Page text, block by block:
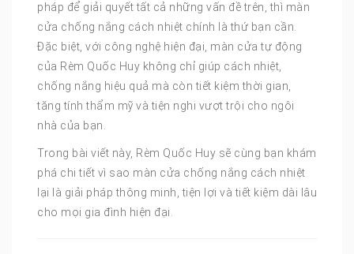
pháp để giải quyết tất cả những vấn đề trên, thì màn
cửa chống nắng cách nhiệt chính là thứ bạn cần.
Đặc biệt, với công nghệ hiện đại, màn cửa tự động
của Rèm Quốc Huy không chỉ giúp cách nhiệt,
chống nắng hiệu quả mà còn tiết kiệm thời gian,
tăng tính thẩm mỹ và tiện nghi vượt trội cho ngôi
nhà của bạn.
Trong bài viết này, Rèm Quốc Huy sẽ cùng bạn khám
phá chi tiết vì sao màn cửa chống nắng cách nhiệt
lại là giải pháp thông minh, tiện lợi và tiết kiệm dài lâu
cho mọi gia đình hiện đại.